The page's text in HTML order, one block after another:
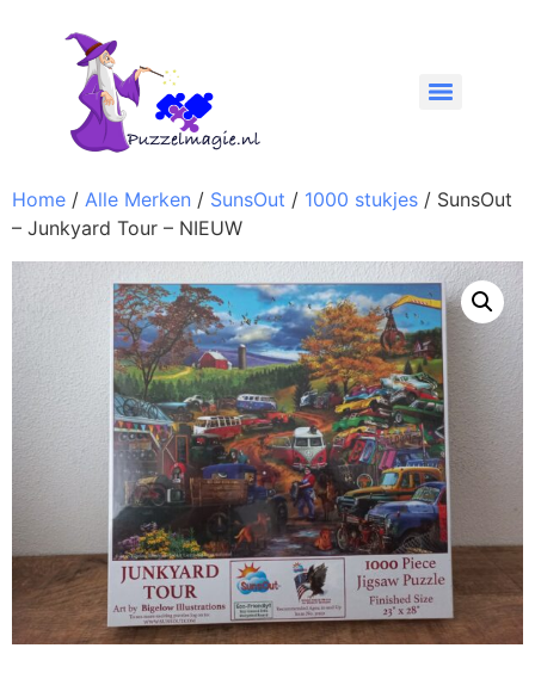
Home / Alle Merken / SunsOut / 1000 stukjes / SunsOut
– Junkyard Tour – NIEUW